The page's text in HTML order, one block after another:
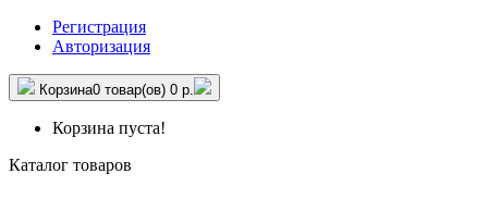
Регистрация
Авторизация
Корзина0 товар(ов) 0 р.
Корзина пуста!
Каталог товаров